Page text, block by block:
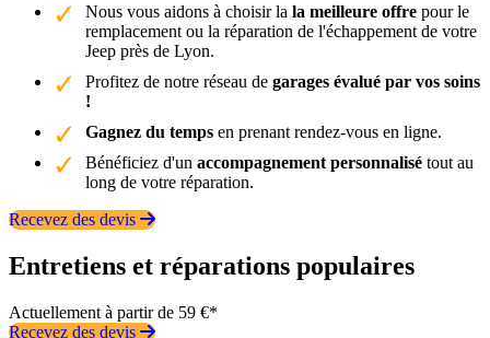
Nous vous aidons à choisir la la meilleure offre pour le
remplacement ou la réparation de l'échappement de votre
Jeep près de Lyon.
Profitez de notre réseau de garages évalué par vos soins
!
Gagnez du temps en prenant rendez-vous en ligne.
Bénéficiez d'un accompagnement personnalisé tout au
long de votre réparation.
Recevez des devis
Entretiens et réparations populaires
Actuellement à partir de 59 €*
Recevez des devis